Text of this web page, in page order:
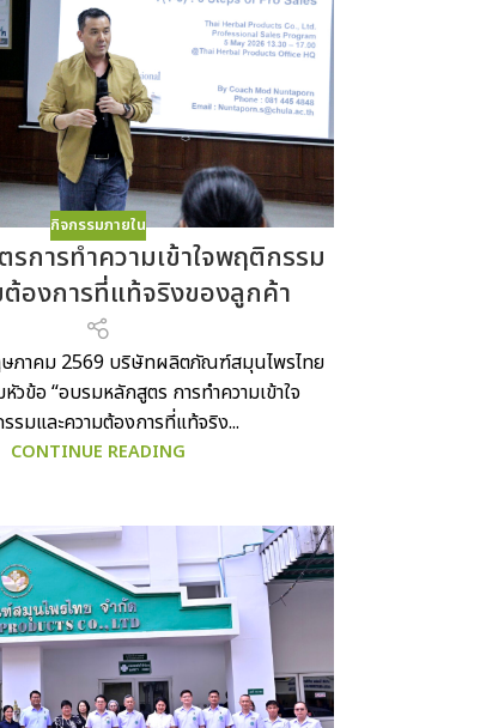
กิจกรรมภายใน
การทำความเข้าใจพฤติกรรม
ต้องการที่แท้จริงของลูกค้า
ภาคม 2569 บริษัทผลิตภัณฑ์สมุนไพรไทย
วข้อ “อบรมหลักสูตร การทำความเข้าใจ
รมและความต้องการที่แท้จริง...
CONTINUE READING